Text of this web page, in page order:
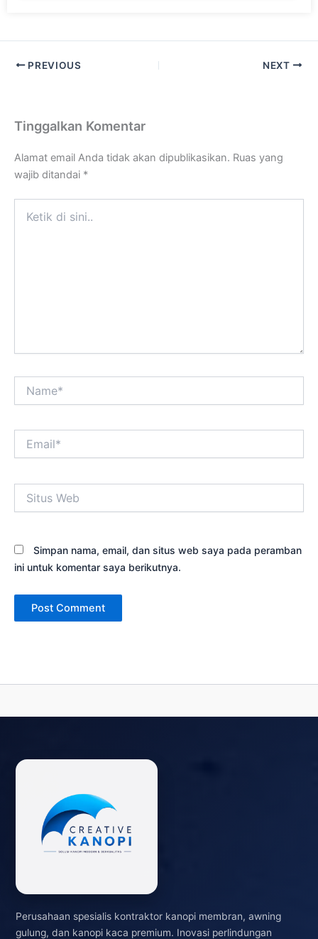
PREVIOUS NEXT
Tinggalkan Komentar
Alamat email Anda tidak akan dipublikasikan. Ruas yang
wajib ditandai *
Web
Simpan nama, email, dan situs web saya pada peramban
ini untuk komentar saya berikutnya.
Perusahaan spesialis kontraktor kanopi membran, awning
gulung, dan kanopi kaca premium. Inovasi perlindungan